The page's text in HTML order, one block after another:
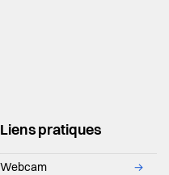
Liens pratiques
Webcam →